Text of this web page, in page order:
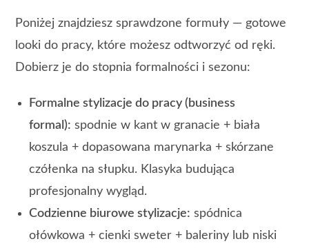
Poniżej znajdziesz sprawdzone formuły — gotowe
looki do pracy, które możesz odtworzyć od ręki.
Dobierz je do stopnia formalności i sezonu:
Formalne stylizacje do pracy (business
formal): spodnie w kant w granacie + biała
koszula + dopasowana marynarka + skórzane
czółenka na słupku. Klasyka budująca
profesjonalny wygląd.
Codzienne biurowe stylizacje: spódnica
ołówkowa + cienki sweter + baleriny lub niski